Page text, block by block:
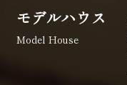
深呼吸しよう。
モデルハウス
Model House